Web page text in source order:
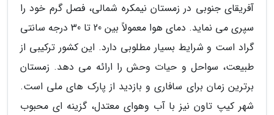
آفریقای جنوبی در زمستان نیمکره شمالی، فصل گرم خود را
سپری می نماید. دمای هوا معمولاً بین 20 تا 30 درجه سانتی
گراد است و شرایط بسیار مطلوبی دارد. این کشور ترکیبی از
طبیعت، سواحل و حیات وحش را ارائه می دهد. زمستان
برترین زمان برای سافاری و بازدید از پارک های ملی است.
شهر کیپ تاون نیز با آب وهوای معتدل، گزینه ای محبوب